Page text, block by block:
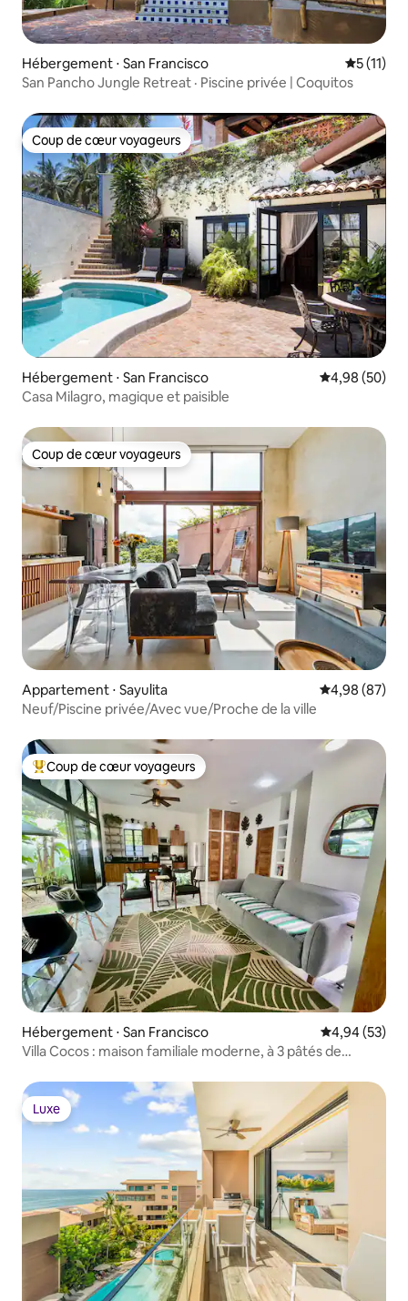
Hébergement ⋅ San Francisco
5 (11)
San Pancho Jungle Retreat · Piscine privée | Coquitos
Coup de cœur voyageurs
Coup de cœur voyageurs
Hébergement ⋅ San Francisco Évaluation
4,98 (50)
Casa Milagro, magique et paisible
Coup de cœur voyageurs
Coup de cœur voyageurs
Appartement ⋅ Sayulita Évaluation
4,98 (87)
Neuf/Piscine privée/Avec vue/Proche de la ville
Coups de cœur voyageurs les plus appréciés
Coup de cœur voyageurs
Hébergement ⋅ San Francisco Évaluation
4,94 (53)
Villa Cocos : maison familiale moderne, à 3 pâtés de
Luxe
Luxe